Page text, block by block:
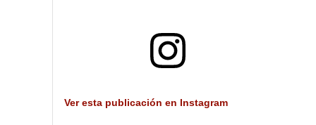
Ver esta publicación en Instagram